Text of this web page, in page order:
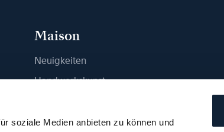
soziale Medien anbieten zu können und
Maison
Neuigkeiten
Handwerkskunst
Nachhaltigkeit